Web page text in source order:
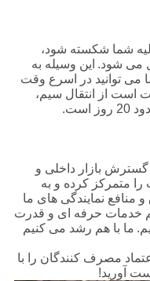
شما شکسته شود،
می شود. این وسیله به
توانید در اسرع وقت
است از انتقال سیم،
است.
گسترش بازار داخلی و
را متمرکز کرده و به
منافع نمایندگی های ما
خدمات حرفه ای و قدرت
ما با هم رشد می کنیم
مصرف کنندگان را با
آورید!